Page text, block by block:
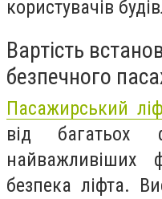
користувачів
Вартість
безпечного
Пасажирський
від багатьох
найважливіших
безпека ліфта.